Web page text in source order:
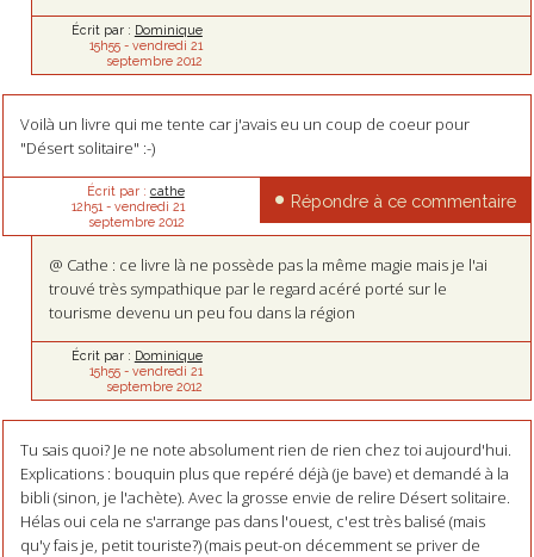
Écrit par : Dominique
15h55- vendredi 21
septembre 2012
Voilà un livre qui me tente car j'avais eu un coup de coeur pour
"Désert solitaire" :-)
Écrit par : cathe
12h51 - vendredi 21
septembre 2012
Répondre à ce commentaire
@ Cathe : ce livre là ne possède pas la même magie mais je l'ai
trouvé très sympathique par le regard acéré porté sur le
tourisme devenu un peu fou dans la région
Écrit par : Dominique
15h55- vendredi 21
septembre 2012
Tu sais quoi? Je ne note absolument rien de rien chez toi aujourd'hui.
Explications : bouquin plus que repéré déjà (je bave) et demandé à la
bibli (sinon, je l'achète). Avec la grosse envie de relire Désert solitaire.
Hélas oui cela ne s'arrange pas dans l'ouest, c'est très balisé (mais
qu'y fais je, petit touriste?) (mais peut-on décemment se priver de